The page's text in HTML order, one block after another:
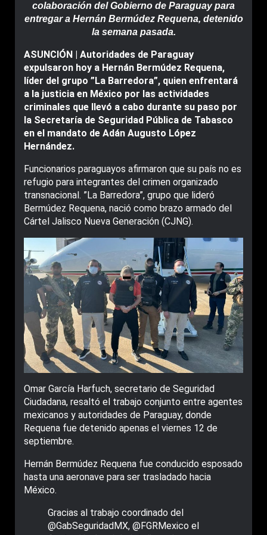
colaboración del Gobierno de Paraguay para
entregar a Hernán Bermúdez Requena, detenido
la semana pasada.
ASUNCIÓN | Autoridades de Paraguay
expulsaron hoy a Hernán Bermúdez Requena,
líder del grupo ”La Barredora”, quien enfrentará
a la justicia en México por las actividades
criminales que llevó a cabo durante su paso por
la Secretaría de Seguridad Pública de Tabasco
en el mandato de Adán Augusto López
Hernández.
Funcionarios paraguayos afirmaron que su país no es
refugio para integrantes del crimen organizado
transnacional. ”La Barredora”, grupo que lideró
Bermúdez Requena, nació como brazo armado del
Cártel Jalisco Nueva Generación (CJNG).
Omar García Harfuch, secretario de Seguridad
Ciudadana, resaltó el trabajo conjunto entre agentes
mexicanos y autoridades de Paraguay, donde
Requena fue detenido apenas el viernes 12 de
septiembre.
Hernán Bermúdez Requena fue conducido esposado
hasta una aeronave para ser trasladado hacia
México.
Gracias al trabajo coordinado del
@GabSeguridadMX, @FGRMexico el